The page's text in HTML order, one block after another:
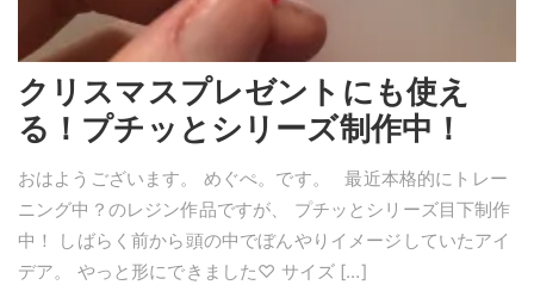
クリスマスプレゼントにも使え
る！プチッとシリーズ制作中！
おはようございます。 めぐぺ。です。 最近本格的にトレー
ニング中？のレジン作品ですが、 プチッとシリーズ目下制作
中！ しばらく前から頭の中でぼんやりイメージしていたアイ
デア。 やっと形にできました♡ サイズ […]